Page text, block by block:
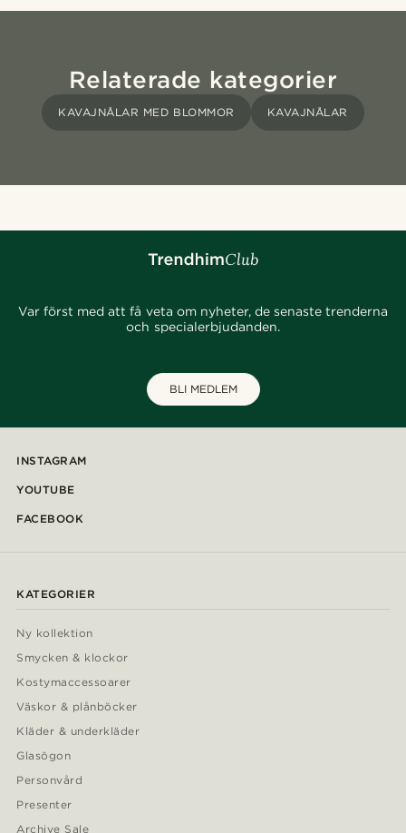
Relaterade kategorier
KAVAJNÅLAR MED BLOMMOR KAVAJNÅLAR
Var först med att få veta om nyheter, de senaste trenderna
och specialerbjudanden.
BLI MEDLEM
INSTAGRAM
YOUTUBE
FACEBOOK
KATEGORIER
Ny kollektion
Smycken & klockor
Kostymaccessoarer
Väskor & plånböcker
Kläder & underkläder
Glasögon
Personvård
Presenter
Archive Sale